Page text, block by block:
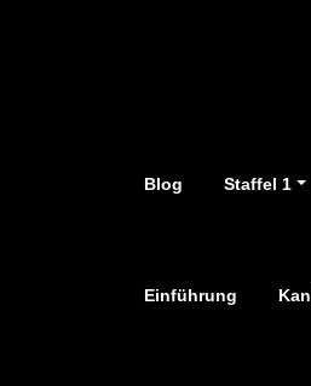
Blog Staffel 1
Einführung